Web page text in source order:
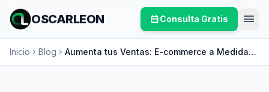
OSCARLEON calendar_monthConsulta Gratis menu
Inicio chevron_right Blog chevron_right Aumenta tus Ventas: E-commerce a Medida
en Zona Norte de Bronx, New York